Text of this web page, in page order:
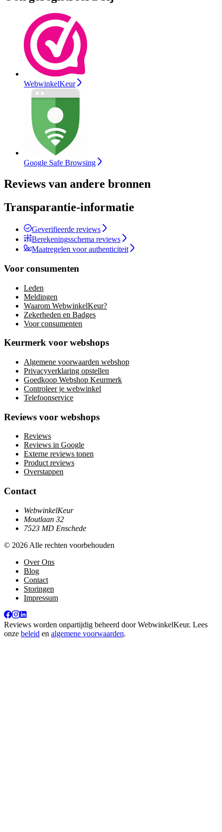
WebwinkelKeur
Google Safe Browsing
Reviews van andere bronnen
Transparantie-informatie
Geverifieerde reviews
Berekeningsschema reviews
Maatregelen voor authenticiteit
Voor consumenten
Leden
Meldingen
Waarom WebwinkelKeur?
Zekerheden en Badges
Voor consumenten
Keurmerk voor webshops
Algemene voorwaarden webshop
Privacyverklaring opstellen
Goedkoop Webshop Keurmerk
Controleer je webwinkel
Telefoonservice
Reviews voor webshops
Reviews
Reviews in Google
Externe reviews tonen
Product reviews
Overstappen
Contact
WebwinkelKeur
Moutlaan 32
7523 MD Enschede
© 2026 Alle rechten voorbehouden
Over Ons
Blog
Contact
Storingen
Impressum
Reviews worden onpartijdig beheerd doorWebwinkelKeur. Lees
onze beleid en algemene voorwaarden.